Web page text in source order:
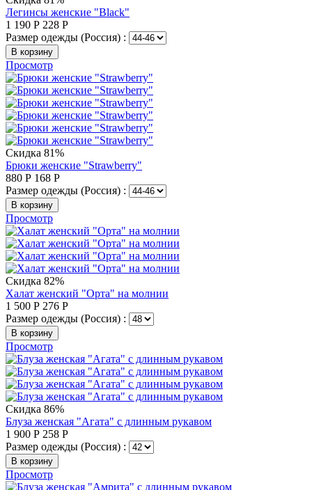
Легинсы женские "Black"
1 190 Р 228 Р
Размер одежды (Россия) :
В корзину
Просмотр
Скидка 81%
Брюки женские "Strawberry"
880 Р 168 Р
Размер одежды (Россия) :
В корзину
Просмотр
Скидка 82%
Халат женский "Орта" на молнии
1 500 Р 276 Р
Размер одежды (Россия) :
В корзину
Просмотр
Скидка 86%
Блуза женская "Агата" с длинным рукавом
1 900 Р 258 Р
Размер одежды (Россия) :
В корзину
Просмотр